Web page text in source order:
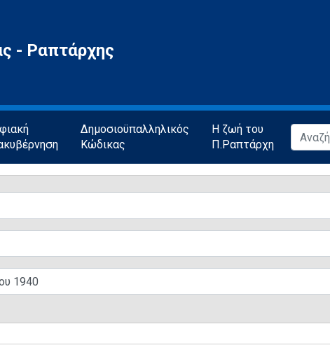
- Ραπτάρχης
Δημοσιοϋπαλληλικός
Κώδικας
Η ζωή του
Π.Ραπτάρχη